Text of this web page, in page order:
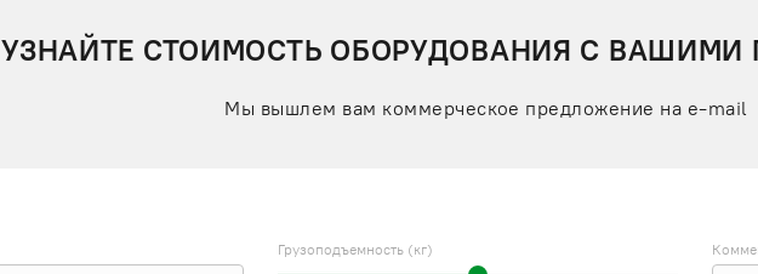
УЗНАЙТЕ СТОИМОСТЬ ОБОРУДОВАНИЯ С ВАШИМИ
Мы вышлем вам коммерческое предложение на e-mail
Грузоподъемность (кг)